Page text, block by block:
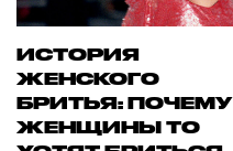
ИСТОРИЯ
ЖЕНСКОГО
БРИТЬЯ: ПОЧЕМУ
ЖЕНЩИНЫ ТО